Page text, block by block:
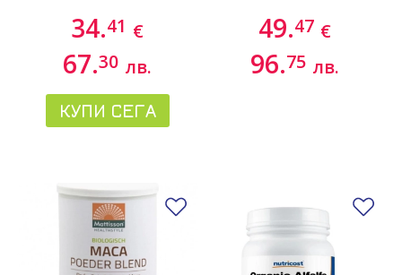
34.41 €
67.30 лв.
КУПИ СЕГА
49.47 €
96.75 лв.
Добави в любими